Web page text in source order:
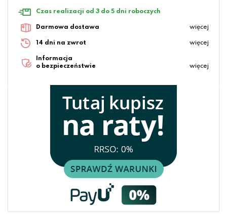
Czas realizacji od 3 do 5 dni roboczych
Darmowa dostawa więcej
14 dni na zwrot więcej
Informacja
o bezpieczeństwie
więcej